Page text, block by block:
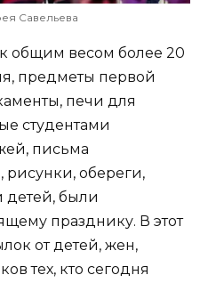
Савельева
общим весом более 20
предметы первой
печи для
студентами
письма
рисунки, обереги,
детей, были
празднику. В этот
от детей, жен,
тех, кто сегодня